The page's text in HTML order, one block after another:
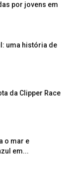
por jovens em
uma história de
da Clipper Race
o mar e
em...